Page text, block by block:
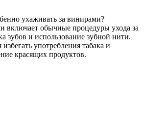
ухаживать за винирами?
включает обычные процедуры ухода за
зубов и использование зубной нити.
употребления табака и
красящих продуктов.